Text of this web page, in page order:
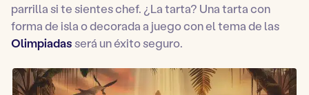
parrilla si te sientes chef. ¿La tarta? Una tarta con
forma de isla o decorada a juego con el tema de las
Olimpiadasserá un éxito seguro.